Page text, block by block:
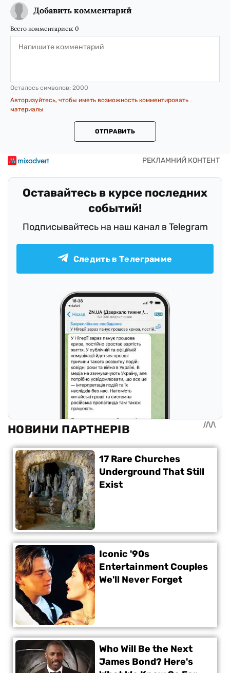
Добавить комментарий
Всего комментариев: 0
Осталось символов: 2000
Авторизуйтесь, чтобы иметь возможность комментировать
материалы
ОТПРАВИТЬ
Оставайтесь в курсе последних
событий!
Подписывайтесь на наш канал в Telegram
Следить в Телеграмме